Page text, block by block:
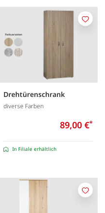
Drehtürenschrank
diverse Farben
89,00 €*
In Filiale erhältlich